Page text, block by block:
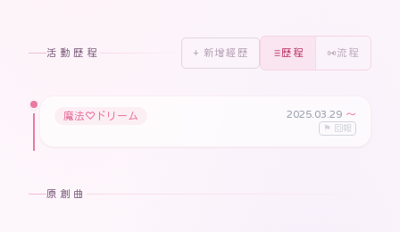
活動歷程 + 新增經歷 歷程 流程
魔法♡ドリーム 2025.03.29 〜
⚑ 回報
原創曲